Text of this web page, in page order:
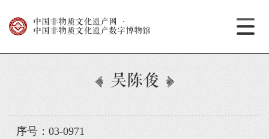
中国非物质文化遗产网
·
中国非物质文化遗产数字博物馆
吴陈俊
序号：03-0971